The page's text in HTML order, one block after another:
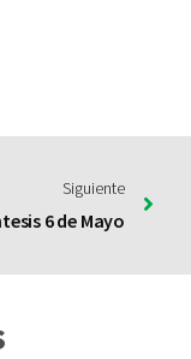
Siguiente
6 de Mayo